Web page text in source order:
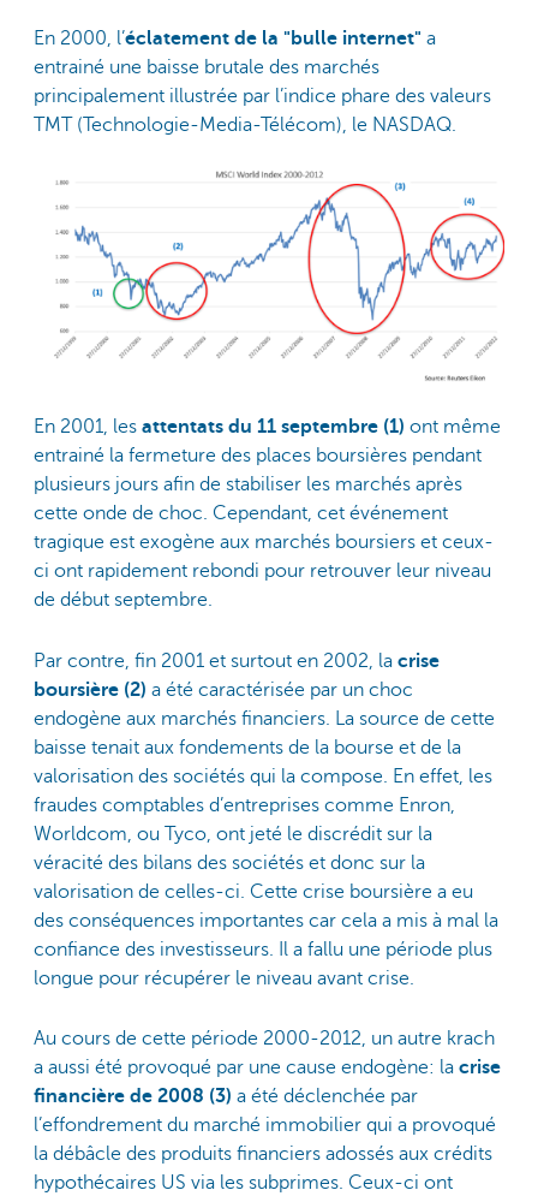
En 2000, l’éclatement de la "bulle internet" a
entrainé une baisse brutale des marchés
principalement illustrée par l’indice phare des valeurs
TMT (Technologie-Media-Télécom), le NASDAQ.
En 2001, les attentats du 11 septembre (1) ont même
entrainé la fermeture des places boursières pendant
plusieurs jours afin de stabiliser les marchés après
cette onde de choc. Cependant, cet événement
tragique est exogène aux marchés boursiers et ceux-
ci ont rapidement rebondi pour retrouver leur niveau
de début septembre.
Par contre, fin 2001 et surtout en 2002, la crise
boursière (2) a été caractérisée par un choc
endogène aux marchés financiers. La source de cette
baisse tenait aux fondements de la bourse et de la
valorisation des sociétés qui la compose. En effet, les
fraudes comptables d’entreprises comme Enron,
Worldcom, ou Tyco, ont jeté le discrédit sur la
véracité des bilans des sociétés et donc sur la
valorisation de celles-ci. Cette crise boursière a eu
des conséquences importantes car cela a mis à mal la
confiance des investisseurs. Il a fallu une période plus
longue pour récupérer le niveau avant crise.
Au cours de cette période 2000-2012, un autre krach
a aussi été provoqué par une cause endogène: la crise
financière de 2008 (3) a été déclenchée par
l’effondrement du marché immobilier qui a provoqué
la débâcle des produits financiers adossés aux crédits
hypothécaires US via les subprimes. Ceux-ci ont